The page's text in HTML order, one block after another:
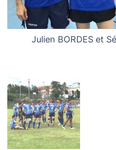
Julien BORDES et
Navigation
des
articles